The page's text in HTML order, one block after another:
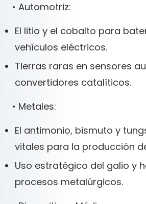
• Automotriz:
El litio y el cobalto para
vehículos eléctricos.
Tierras raras en sensores
convertidores catalíticos.
• Metales:
El antimonio, bismuto y
vitales para la producción
Uso estratégico del galio y
procesos metalúrgicos.